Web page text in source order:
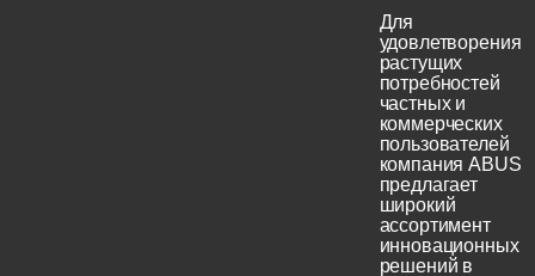
Для
удовлетворения
растущих
потребностей
частных и
коммерческих
пользователей
компания ABUS
предлагает
широкий
ассортимент
инновационных
решений в